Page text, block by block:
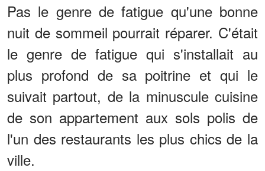
Pas le genre de fatigue qu'une bonne
nuit de sommeil pourrait réparer. C'était
le genre de fatigue qui s'installait au
plus profond de sa poitrine et qui le
suivait partout, de la minuscule cuisine
de son appartement aux sols polis de
l'un des restaurants les plus chics de la
ville.